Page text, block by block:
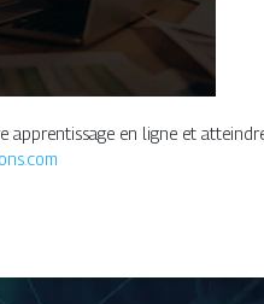
en ligne et